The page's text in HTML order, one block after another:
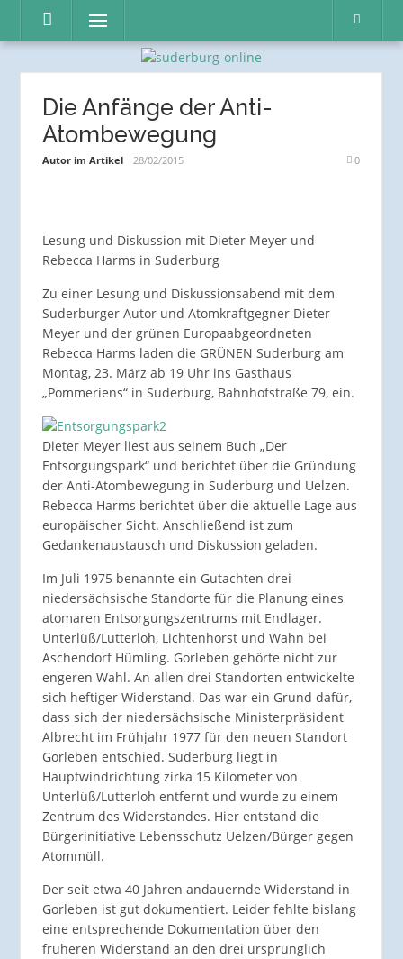
Inhalt
Menü
Die Anfänge der Anti-
Atombewegung
Autor im Artikel 28/02/2015 0
Lesung und Diskussion mit Dieter Meyer und
Rebecca Harms in Suderburg
Zu einer Lesung und Diskussionsabend mit dem
Suderburger Autor und Atomkraftgegner Dieter
Meyer und der grünen Europaabgeordneten
Rebecca Harms laden die GRÜNEN Suderburg am
Montag, 23. März ab 19 Uhr ins Gasthaus
„Pommeriens“ in Suderburg, Bahnhofstraße 79, ein.
Dieter Meyer liest aus seinem Buch „Der
Entsorgungspark“ und berichtet über die Gründung
der Anti-Atombewegung in Suderburg und Uelzen.
Rebecca Harms berichtet über die aktuelle Lage aus
europäischer Sicht. Anschließend ist zum
Gedankenaustausch und Diskussion geladen.
Im Juli 1975 benannte ein Gutachten drei
niedersächsische Standorte für die Planung eines
atomaren Entsorgungszentrums mit Endlager.
Unterlüß/Lutterloh, Lichtenhorst und Wahn bei
Aschendorf Hümling. Gorleben gehörte nicht zur
engeren Wahl. An allen drei Standorten entwickelte
sich heftiger Widerstand. Das war ein Grund dafür,
dass sich der niedersächsische Ministerpräsident
Albrecht im Frühjahr 1977 für den neuen Standort
Gorleben entschied. Suderburg liegt in
Hauptwindrichtung zirka 15 Kilometer von
Unterlüß/Lutterloh entfernt und wurde zu einem
Zentrum des Widerstandes. Hier entstand die
Bürgerinitiative Lebensschutz Uelzen/Bürger gegen
Atommüll.
Der seit etwa 40 Jahren andauernde Widerstand in
Gorleben ist gut dokumentiert. Leider fehlte bislang
eine entsprechende Dokumentation über den
früheren Widerstand an den drei ursprünglich